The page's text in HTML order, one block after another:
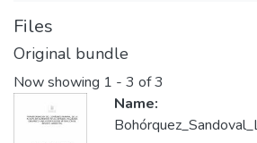
Files
Original bundle
Now showing 1 - 3 of 3
Name: